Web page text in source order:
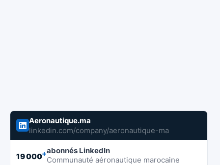
Aeronautique.ma
linkedin.com/company/aeronautique-ma
19 000+abonnés LinkedIn
Communauté aéronautique marocaine